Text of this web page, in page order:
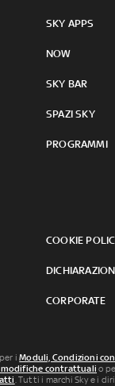
SKY APPS
NOW
SKY BAR
SPAZI SKY
PROGRAMMI
COOKIE
CORPORATE
iModuli, Condizioni
contrattuali o
. Tutti i marchi Sky e i